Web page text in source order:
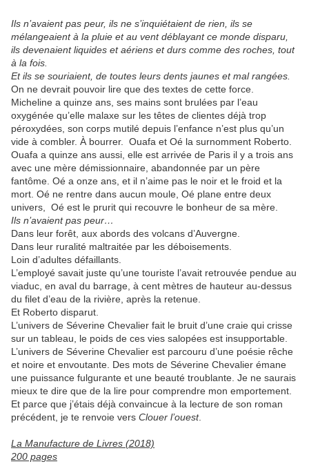
Ils n’avaient pas peur, ils ne s’inquiétaient de rien, ils se
mélangeaient à la pluie et au vent déblayant ce monde disparu,
ils devenaient liquides et aériens et durs comme des roches, tout
à la fois.
Et ils se souriaient, de toutes leurs dents jaunes et mal rangées.
On ne devrait pouvoir lire que des textes de cette force.
Micheline a quinze ans, ses mains sont brulées par l’eau
oxygénée qu’elle malaxe sur les têtes de clientes déjà trop
péroxydées, son corps mutilé depuis l’enfance n’est plus qu’un
vide à combler. À bourrer. Ouafa et Oé la surnomment Roberto.
Ouafa a quinze ans aussi, elle est arrivée de Paris il y a trois ans
avec une mère démissionnaire, abandonnée par un père
fantôme. Oé a onze ans, et il n’aime pas le noir et le froid et la
mort. Oé ne rentre dans aucun moule, Oé plane entre deux
univers, Oé est le prurit qui recouvre le bonheur de sa mère.
Ils n’avaient pas peur…
Dans leur forêt, aux abords des volcans d’Auvergne.
Dans leur ruralité maltraitée par les déboisements.
Loin d’adultes défaillants.
L’employé savait juste qu’une touriste l’avait retrouvée pendue au
viaduc, en aval du barrage, à cent mètres de hauteur au-dessus
du filet d’eau de la rivière, après la retenue.
Et Roberto disparut.
L’univers de Séverine Chevalier fait le bruit d’une craie qui crisse
sur un tableau, le poids de ces vies salopées est insupportable.
L’univers de Séverine Chevalier est parcouru d’une poésie rêche
et noire et envoutante. Des mots de Séverine Chevalier émane
une puissance fulgurante et une beauté troublante. Je ne saurais
mieux te dire que de la lire pour comprendre mon emportement.
Et parce que j’étais déjà convaincue à la lecture de son roman
précédent, je te renvoie vers Clouer l’ouest.
La Manufacture de Livres (2018)
200 pages